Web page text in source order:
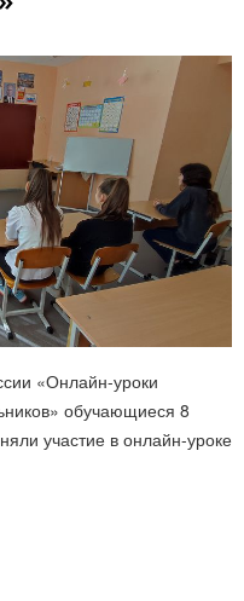
«Онлайн-уроки
обучающиеся 8
участие в онлайн-уроке